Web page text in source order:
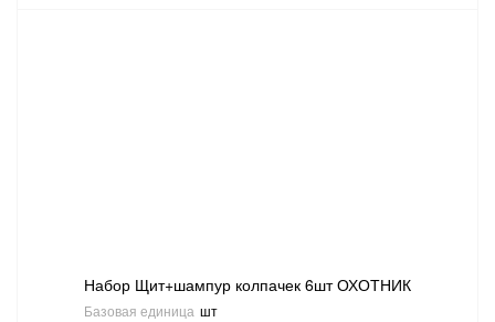
Набор Щит+шампур колпачек 6шт ОХОТНИК
Базовая единица шт